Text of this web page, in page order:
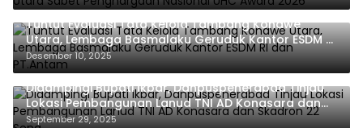
Tuntut Evaluasi Tata Kelola Tambang Konawe
Utara, Lembaga Basmalaku Geruduk Kantor ESDM RI
dan PT.Antam
Desember 10, 2025
Didampingi Bupati Ikbar, Danpuspenerabad Tinjau
Lokasi Pembangunan Lanud TNI AD Konasara dan
Skadron 22 Sena
September 29, 2025